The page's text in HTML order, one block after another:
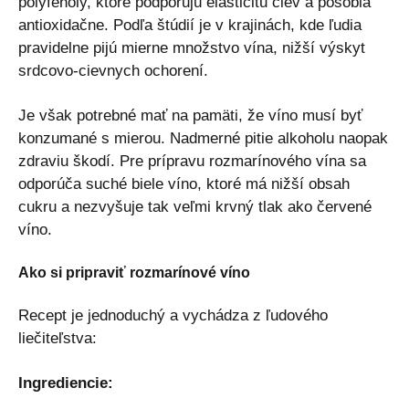
antioxidačne. Podľa štúdií je v krajinách, kde ľudia
pravidelne pijú mierne množstvo vína, nižší výskyt
srdcovo-cievnych ochorení.
Je však potrebné mať na pamäti, že víno musí byť
konzumané s mierou. Nadmerné pitie alkoholu naopak
zdraviu škodí. Pre prípravu rozmarínového vína sa
odporúča suché biele víno, ktoré má nižší obsah
cukru a nezvyšuje tak veľmi krvný tlak ako červené
víno.
Ako si pripraviť rozmarínové víno
Recept je jednoduchý a vychádza z ľudového
liečiteľstva:
Ingrediencie: